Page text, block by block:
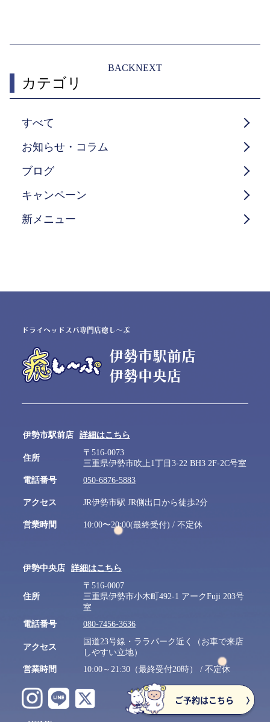
BACKNEXT
カテゴリ
すべて
お知らせ・コラム
ブログ
キャンペーン
新メニュー
ドライヘッドスパ専門店癒し～ぷ
伊勢市駅前店
伊勢中央店
伊勢市駅前店 詳細はこちら
住所
〒516-0073
三重県伊勢市吹上1丁目3-22 BH3 2F-2C号室
電話番号
050-6876-5883
アクセス JR伊勢市駅 JR側出口から徒歩2分
営業時間 10:00〜20:00(最終受付) / 不定休
伊勢中央店 詳細はこちら
住所
〒516-0007
三重県伊勢市小木町492-1 アークFuji 203号
室
電話番号
080-7456-3636
アクセス
国道23号線・ララパーク近く（お車で来店
しやすい立地）
営業時間
10:00～21:30（最終受付20時） / 不定休
ご予約はこちら